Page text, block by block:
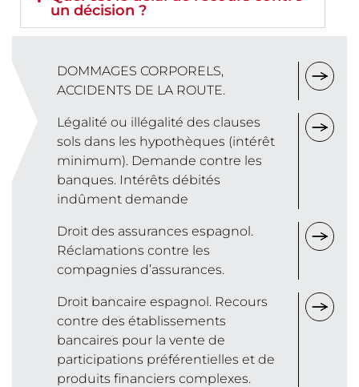
un décision ?
DOMMAGES CORPORELS,
ACCIDENTS DE LA ROUTE.
Légalité ou illégalité des clauses
sols dans les hypothèques (intérêt
minimum). Demande contre les
banques. Intérêts débités
indûment demande
Droit des assurances espagnol.
Réclamations contre les
compagnies d’assurances.
Droit bancaire espagnol. Recours
contre des établissements
bancaires pour la vente de
participations préférentielles et de
produits financiers complexes.